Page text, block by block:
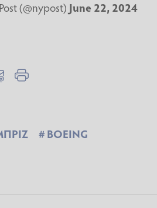
(@nypost) June 22, 2024
BOEING